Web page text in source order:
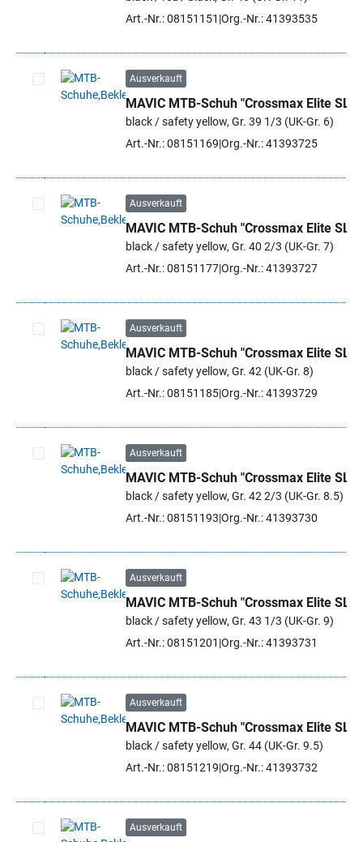
Art.-Nr.: 08151151 Org.-Nr.: 41393535
Artikel auswählen
Ausverkauft
MAVIC MTB-Schuh "Crossmax Elite SL"
black / safety yellow, Gr. 39 1/3 (UK-Gr. 6)
Art.-Nr.: 08151169 Org.-Nr.: 41393725
Artikel auswählen
Ausverkauft
MAVIC MTB-Schuh "Crossmax Elite SL"
black / safety yellow, Gr. 40 2/3 (UK-Gr. 7)
Art.-Nr.: 08151177Org.-Nr.: 41393727
Artikel auswählen
Ausverkauft
MAVIC MTB-Schuh "Crossmax Elite SL"
black / safety yellow, Gr. 42 (UK-Gr. 8)
Art.-Nr.: 08151185Org.-Nr.: 41393729
Artikel auswählen
Ausverkauft
MAVIC MTB-Schuh "Crossmax Elite SL"
black / safety yellow, Gr. 42 2/3 (UK-Gr. 8.5)
Art.-Nr.: 08151193 Org.-Nr.: 41393730
Artikel auswählen
Ausverkauft
MAVIC MTB-Schuh "Crossmax Elite SL"
black / safety yellow, Gr. 43 1/3 (UK-Gr. 9)
Art.-Nr.: 08151201 Org.-Nr.: 41393731
Artikel auswählen
Ausverkauft
MAVIC MTB-Schuh "Crossmax Elite SL"
black / safety yellow, Gr. 44 (UK-Gr. 9.5)
Art.-Nr.: 08151219 Org.-Nr.: 41393732
Ausverkauft